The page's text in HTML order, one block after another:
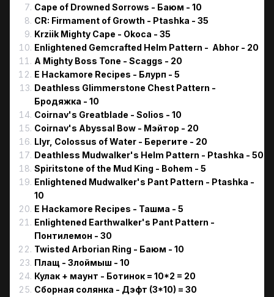
Cape of Drowned Sorrows - Баюм - 10
CR: Firmament of Growth - Ptashka - 35
Krziik Mighty Cape - Okoca - 35
Enlightened Gemcrafted Helm Pattern - Abhor - 20
A Mighty Boss Tone - Scaggs - 20
E Hackamore Recipes - Блурп - 5
Deathless Glimmerstone Chest Pattern -
Бродяжка - 10
Coirnav's Greatblade - Solios - 10
Coirnav's Abyssal Bow - Мэйтор - 20
Llyr, Colossus of Water - Берегите - 20
Deathless Mudwalker's Helm Pattern - Ptashka - 50
Spiritstone of the Mud King - Bohem - 5
Enlightened Mudwalker's Pant Pattern - Ptashka -
10
E Hackamore Recipes - Ташма - 5
Enlightened Earthwalker's Pant Pattern -
Понтилемон - 30
Twisted Arborian Ring - Баюм - 10
Плащ - Злоймыш - 10
Кулак + маунт - Ботинок = 10*2 = 20
Сборная солянка - Дэфт (3*10) = 30